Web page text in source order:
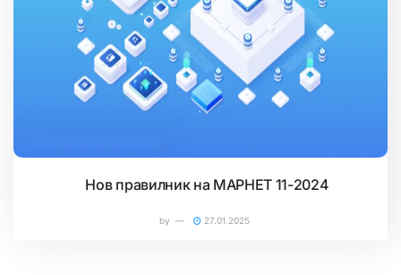
Нов правилник на МАРНЕТ 11-2024
by 27.01.2025